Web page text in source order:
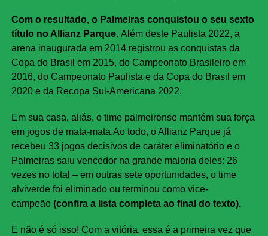
Com o resultado, o Palmeiras conquistou o seu sexto
título no Allianz Parque. Além deste Paulista 2022, a
arena inaugurada em 2014 registrou as conquistas da
Copa do Brasil em 2015, do Campeonato Brasileiro em
2016, do Campeonato Paulista e da Copa do Brasil em
2020 e da Recopa Sul-Americana 2022.
Em sua casa, aliás, o time palmeirense mantém sua força
em jogos de mata-mata.Ao todo, o Allianz Parque já
recebeu 33 jogos decisivos de caráter eliminatório e o
Palmeiras saiu vencedor na grande maioria deles: 26
vezes no total – em outras sete oportunidades, o time
alviverde foi eliminado ou terminou como vice-
campeão (confira a lista completa ao final do texto).
E não é só isso! Com a vitória, essa é a primeira vez que